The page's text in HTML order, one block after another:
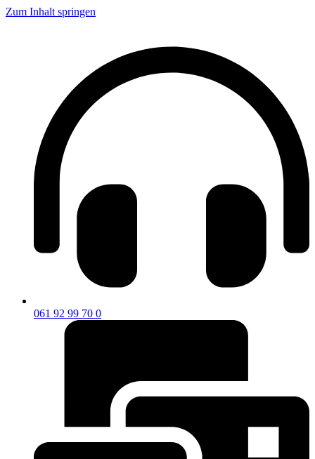
Zum Inhalt springen
061 92 99 70 0